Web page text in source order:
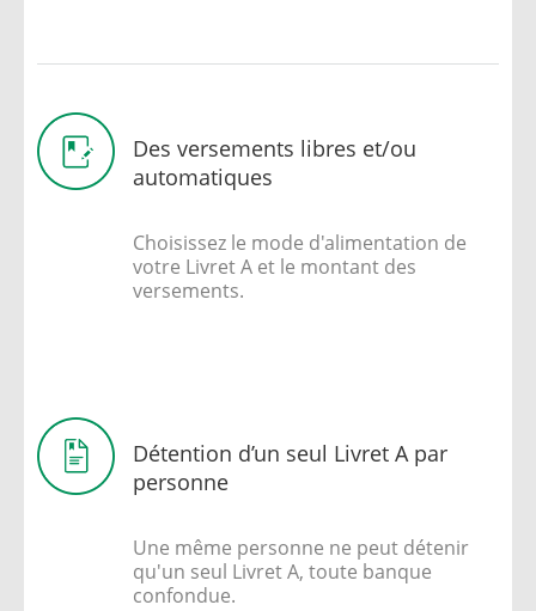
Des versements libres et/ou
automatiques
Choisissez le mode d'alimentation de
votre Livret A et le montant des
versements.
Détention d’un seul Livret A par
personne
Une même personne ne peut détenir
qu'un seul Livret A, toute banque
confondue.